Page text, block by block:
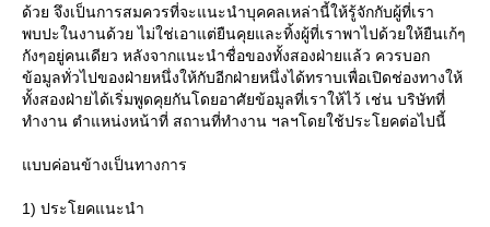
ด้วย จึงเป็นการสมควรที่จะแนะนำบุคคลเหล่านี้ให้รู้จักกับผู้ที่เรา
พบปะในงานด้วย ไม่ใช่เอาแต่ยืนคุยและทิ้งผู้ที่เราพาไปด้วยให้ยืนเก้ๆ
กังๆอยู่คนเดียว หลังจากแนะนำชื่อของทั้งสองฝ่ายแล้ว ควรบอก
ข้อมูลทั่วไปของฝ่ายหนึ่งให้กับอีกฝ่ายหนึ่งได้ทราบเพื่อเปิดช่องทางให้
ทั้งสองฝ่ายได้เริ่มพูดคุยกันโดยอาศัยข้อมูลที่เราให้ไว้ เช่น บริษัทที่
ทำงาน ตำแหน่งหน้าที่ สถานที่ทำงาน ฯลฯโดยใช้ประโยคต่อไปนี้
บบค่อนข้างเป็นทางการ
1) ประโยคแนะนำ